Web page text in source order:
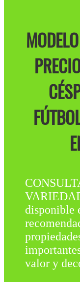
disponible
valor y